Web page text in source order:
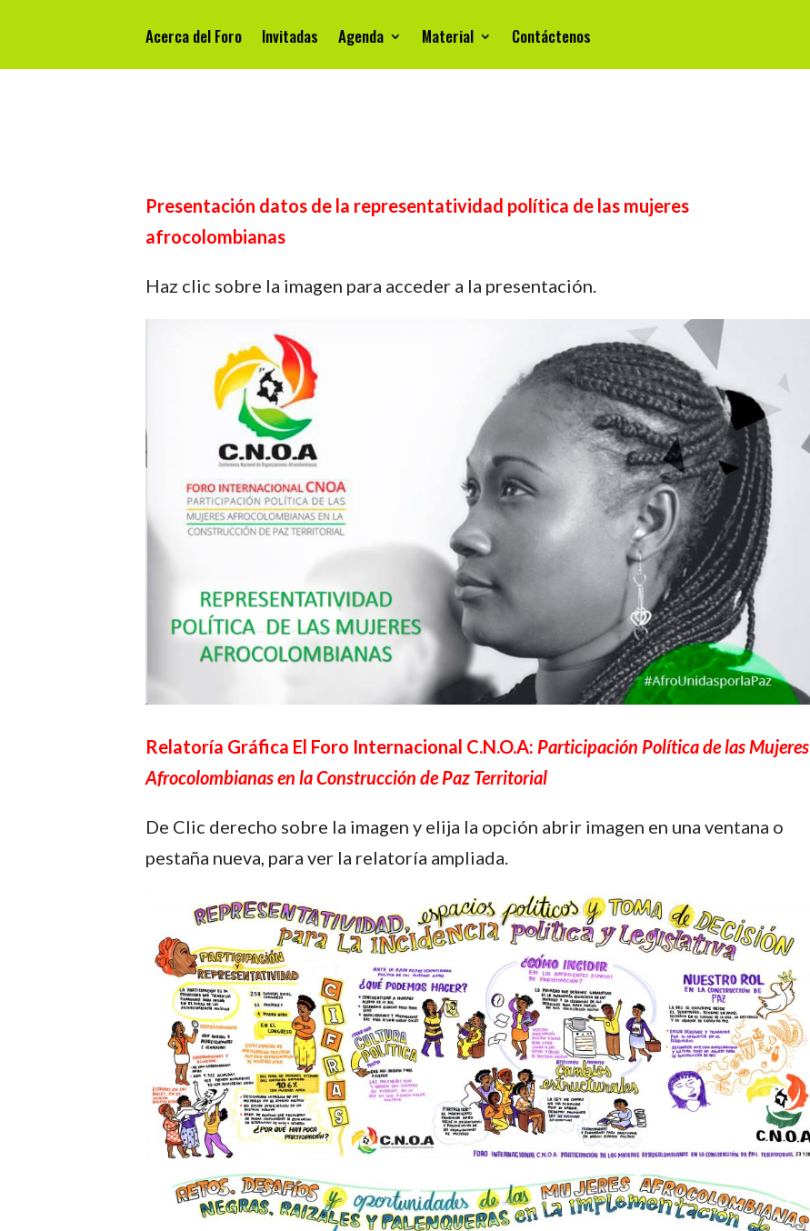
Acerca del Foro Invitadas Agenda Material Contáctenos
Presentación datos de la representatividad política de las mujeres
afrocolombianas
Haz clic sobre la imagen para acceder a la presentación.
Relatoría Gráfica El Foro Internacional C.N.O.A: Participación Política de las Mujeres
Afrocolombianas en la Construcción de Paz Territorial
De Clic derecho sobre la imagen y elija la opción abrir imagen en una ventana o
pestaña nueva, para ver la relatoría ampliada.